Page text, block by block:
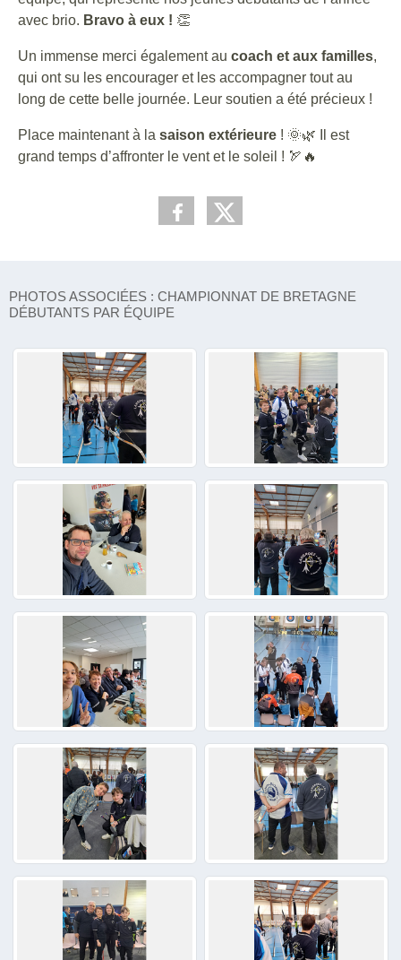
avec brio. Bravo à eux ! 👏
Un immense merci également au coach et aux familles,
qui ont su les encourager et les accompagner tout au
long de cette belle journée. Leur soutien a été précieux !
Place maintenant à la saison extérieure ! 🌞🌿 Il est
grand temps d’affronter le vent et le soleil ! 🏹🔥
PHOTOS ASSOCIÉES : CHAMPIONNAT DE BRETAGNE
DÉBUTANTS PAR ÉQUIPE